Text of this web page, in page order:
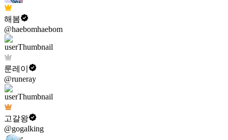
해봄
@haebomhaebom
룬레이
@runeray
고갈왕
@gogalking